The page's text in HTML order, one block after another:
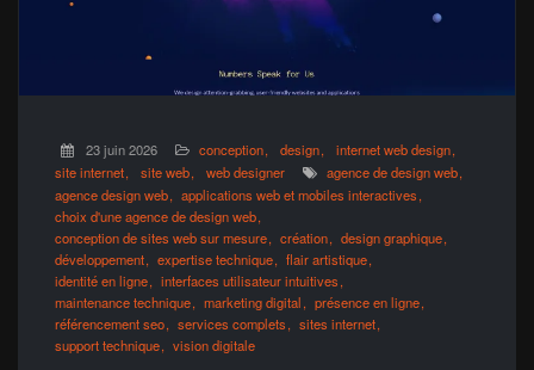
23 juin 2026 conception design
internet web design
site internet
site web web designer
agence de design web
agence design web
applications web et mobiles interactives
choix d'une agence de design web
conception de sites web sur mesure
création
design graphique
développement
expertise technique
flair artistique
identité en ligne
interfaces utilisateur intuitives
maintenance technique
marketing digital
présence en ligne
référencement seo
services complets
sites internet
support technique
vision digitale